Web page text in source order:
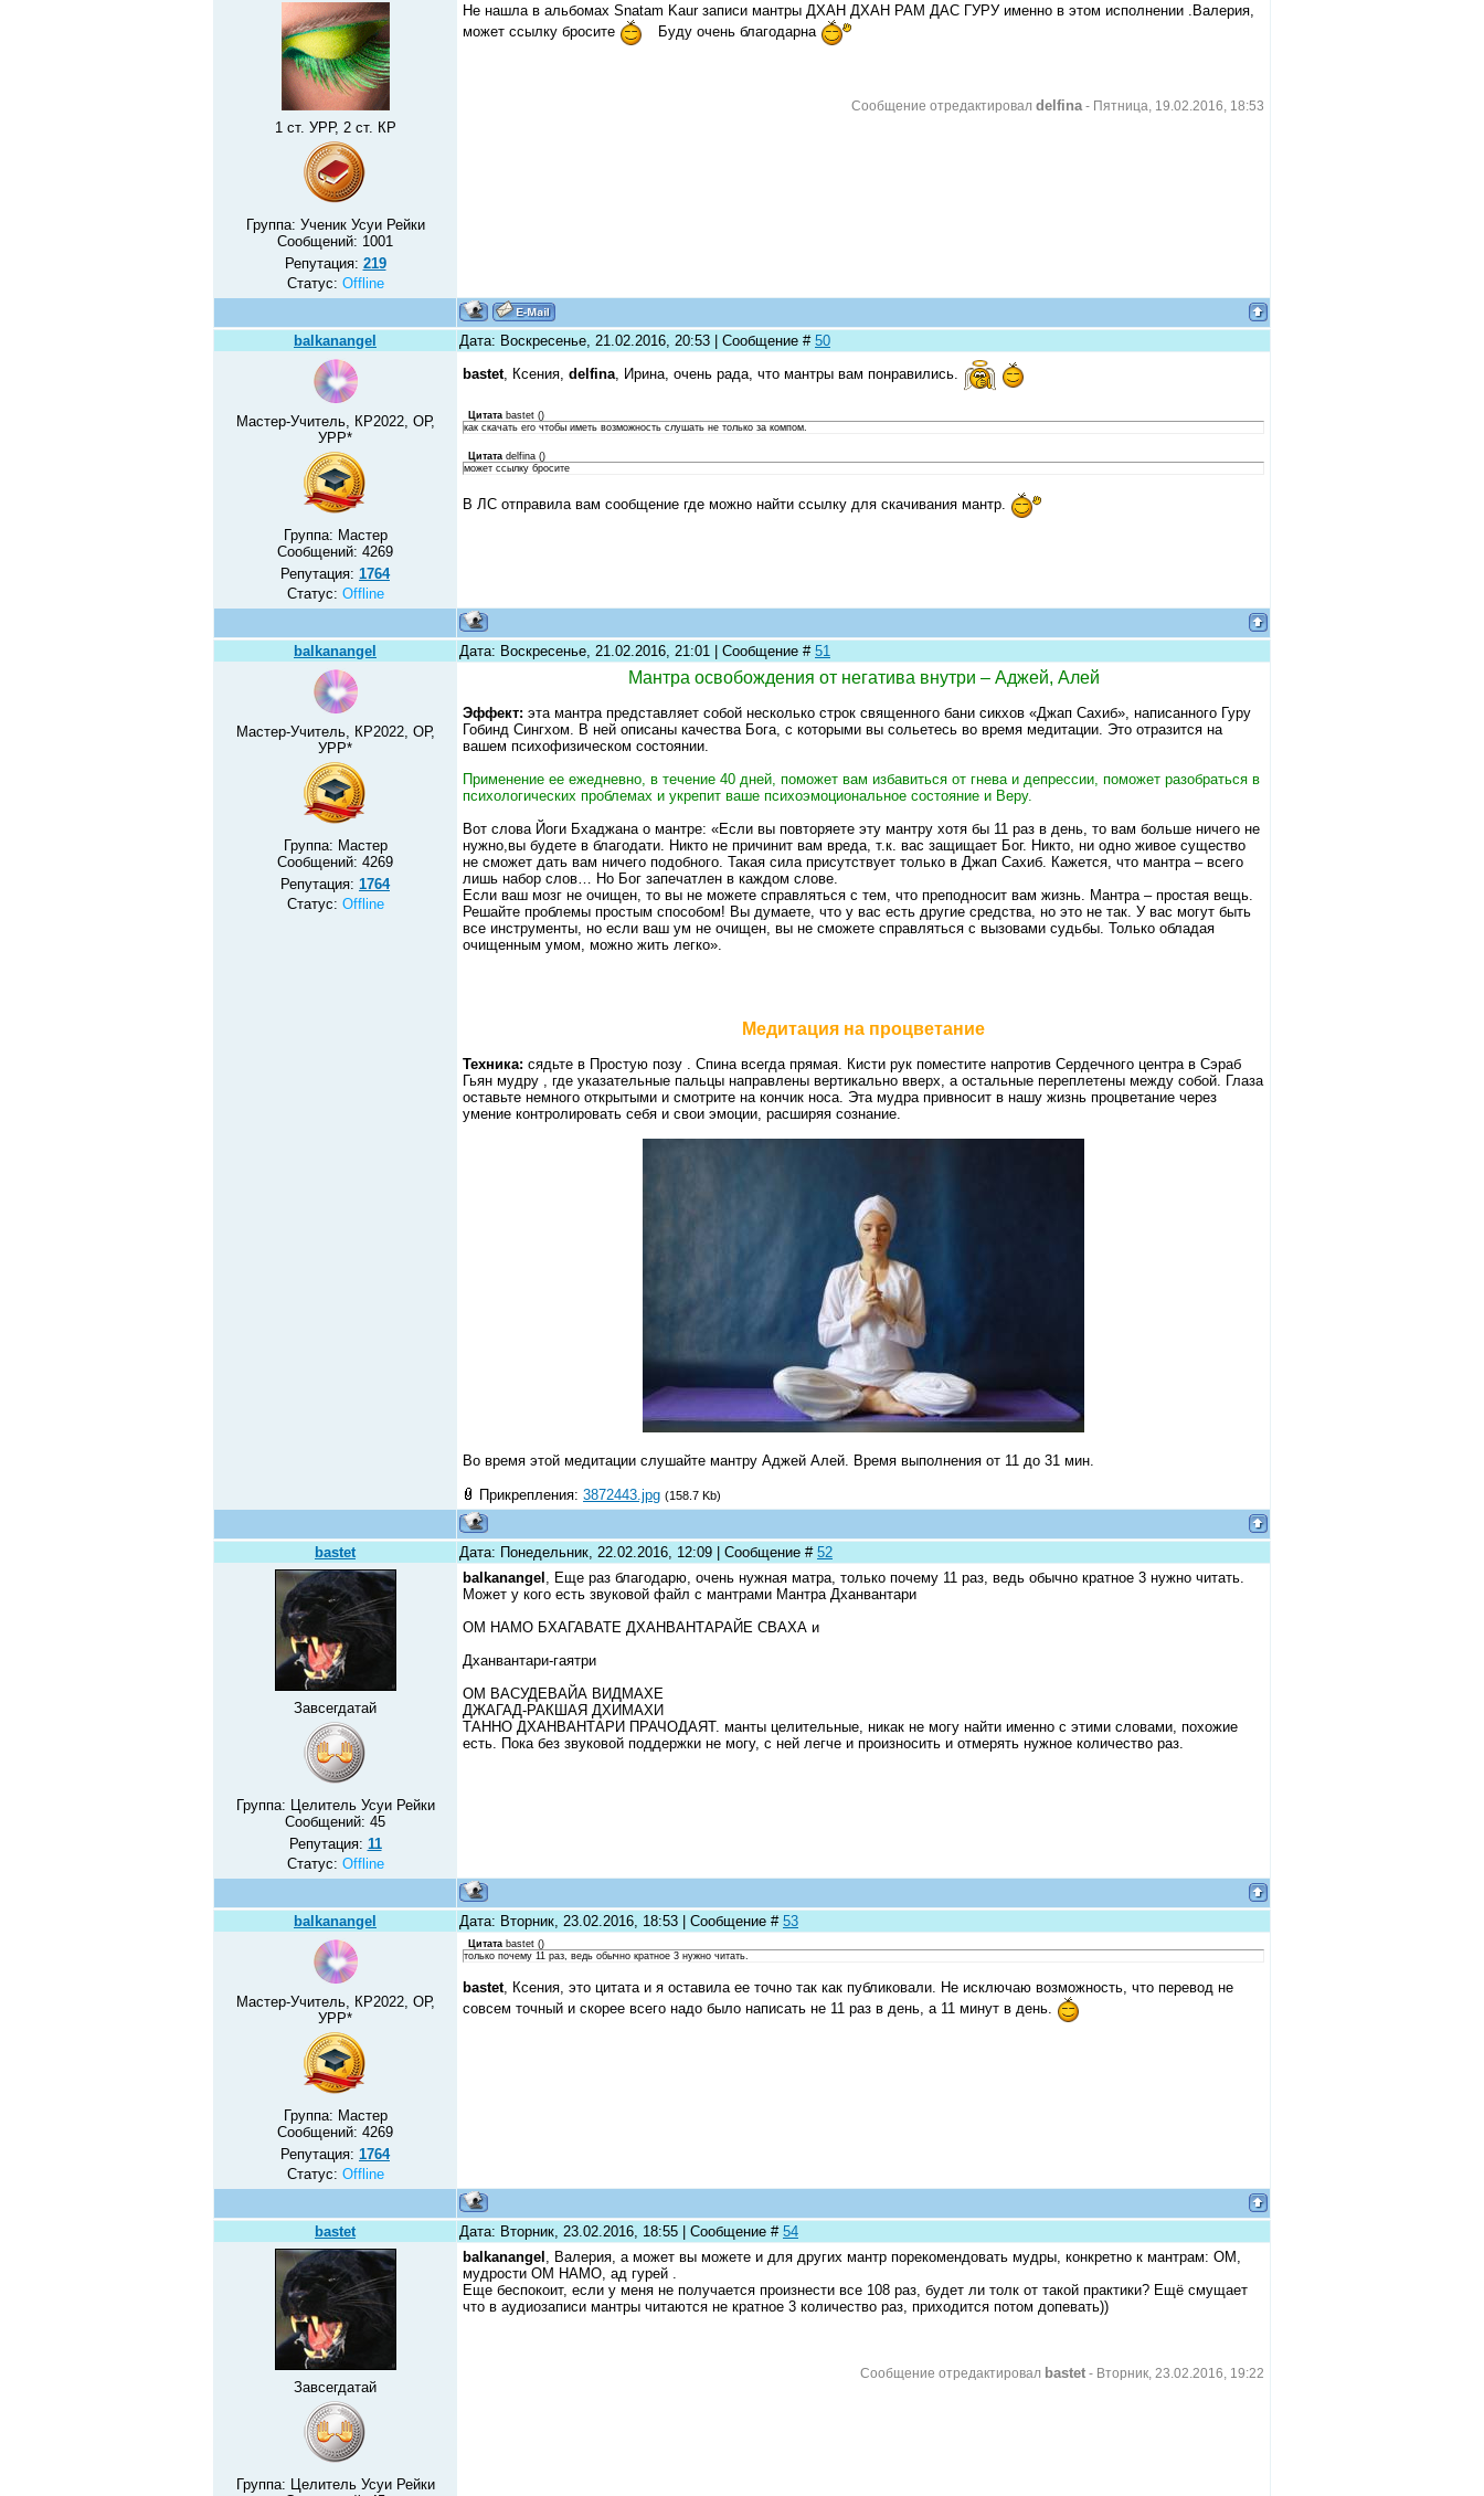
1 ст. УРР, 2 ст. КР
Группа: Ученик Усуи Рейки
Сообщений: 1001
Репутация: 219
Статус: Offline
Не нашла в альбомах Snatam Kaur записи мантры ДХАН ДХАН РАМ ДАС ГУРУ именно в этом исполнении .Валерия,
может ссылку бросите
Буду очень благодарна
Сообщение отредактировал delfina - Пятница, 19.02.2016, 18:53
balkanangel Дата: Воскресенье, 21.02.2016, 20:53 | Сообщение # 50
Мастер-Учитель, КР2022, ОР,
УРР*
Группа: Мастер
Сообщений: 4269
Репутация: 1764
Статус: Offline
bastet, Ксения, delfina, Ирина, очень рада, что мантры вам понравились.
Цитата bastet ()
как скачать его чтобы иметь возможность слушать не только за компом.
Цитата delfina ()
может ссылку бросите
В ЛС отправила вам сообщение где можно найти ссылку для скачивания мантр.
balkanangel Дата: Воскресенье, 21.02.2016, 21:01 | Сообщение # 51
Мастер-Учитель, КР2022, ОР,
УРР*
Группа: Мастер
Сообщений: 4269
Репутация: 1764
Статус: Offline
Мантра освобождения от негатива внутри – Аджей, Алей
Эффект: эта мантра представляет собой несколько строк священного бани сикхов «Джап Сахиб», написанного Гуру
Гобинд Сингхом. В ней описаны качества Бога, с которыми вы сольетесь во время медитации. Это отразится на
вашем психофизическом состоянии.
Применение ее ежедневно, в течение 40 дней, поможет вам избавиться от гнева и депрессии, поможет разобраться в
психологических проблемах и укрепит ваше психоэмоциональное состояние и Веру.
Вот слова Йоги Бхаджана о мантре: «Если вы повторяете эту мантру хотя бы 11 раз в день, то вам больше ничего не
нужно,вы будете в благодати. Никто не причинит вам вреда, т.к. вас защищает Бог. Никто, ни одно живое существо
не сможет дать вам ничего подобного. Такая сила присутствует только в Джап Сахиб. Кажется, что мантра – всего
лишь набор слов… Но Бог запечатлен в каждом слове.
Если ваш мозг не очищен, то вы не можете справляться с тем, что преподносит вам жизнь. Мантра – простая вещь.
Решайте проблемы простым способом! Вы думаете, что у вас есть другие средства, но это не так. У вас могут быть
все инструменты, но если ваш ум не очищен, вы не сможете справляться с вызовами судьбы. Только обладая
очищенным умом, можно жить легко».
Медитация на процветание
Техника: сядьте в Простую позу . Спина всегда прямая. Кисти рук поместите напротив Сердечного центра в Сэраб
Гьян мудру , где указательные пальцы направлены вертикально вверх, а остальные переплетены между собой. Глаза
оставьте немного открытыми и смотрите на кончик носа. Эта мудра привносит в нашу жизнь процветание через
умение контролировать себя и свои эмоции, расширяя сознание.
Во время этой медитации слушайте мантру Аджей Алей. Время выполнения от 11 до 31 мин.
Прикрепления: 3872443.jpg (158.7 Kb)
bastet Дата: Понедельник, 22.02.2016, 12:09 | Сообщение # 52
Завсегдатай
Группа: Целитель Усуи Рейки
Сообщений: 45
Репутация: 11
Статус: Offline
balkanangel , Еще раз благодарю, очень нужная матра, только почему 11 раз, ведь обычно кратное 3 нужно читать.
Может у кого есть звуковой файл с мантрами Мантра Дханвантари
ОМ НАМО БХАГАВАТЕ ДХАНВАНТАРАЙЕ СВАХА и
Дханвантари-гаятри
ОМ ВАСУДЕВАЙА ВИДМАХЕ
ДЖАГАД-РАКШАЯ ДХИМАХИ
ТАННО ДХАНВАНТАРИ ПРАЧОДАЯТ. манты целительные, никак не могу найти именно с этими словами, похожие
есть. Пока без звуковой поддержки не могу, с ней легче и произносить и отмерять нужное количество раз.
balkanangel Дата: Вторник, 23.02.2016, 18:53 | Сообщение # 53
Мастер-Учитель, КР2022, ОР,
УРР*
Группа: Мастер
Сообщений: 4269
Репутация: 1764
Статус: Offline
Цитата bastet ()
только почему 11 раз, ведь обычно кратное 3 нужно читать.
bastet, Ксения, это цитата и я оставила ее точно так как публиковали. Не исключаю возможность, что перевод не
совсем точный и скорее всего надо было написать не 11 раз в день, а 11 минут в день.
bastet Дата: Вторник, 23.02.2016, 18:55 | Сообщение # 54
Завсегдатай
Группа: Целитель Усуи Рейки
balkanangel , Валерия, а может вы можете и для других мантр порекомендовать мудры, конкретно к мантрам: ОМ,
мудрости ОМ НАМО, ад гурей .
Еще беспокоит, если у меня не получается произнести все 108 раз, будет ли толк от такой практики? Ещё смущает
что в аудиозаписи мантры читаются не кратное 3 количество раз, приходится потом допевать))
Сообщение отредактировал bastet - Вторник, 23.02.2016, 19:22